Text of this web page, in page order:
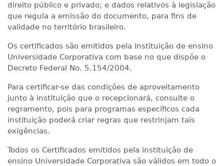
direito público e privado; e dados relativos à legislação
que regula a emissão do documento, para fins de
validade no território brasileiro.
Os certificados são emitidos pela instituição de ensino
Universidade Corporativa com base no que dispõe o
Decreto Federal No. 5.154/2004.
Para certificar-se das condições de aproveitamento
junto à instituição que o recepcionará, consulte o
regramento, pois para programas específicos cada
instituição poderá criar regras que restrinjam tais
exigências.
Todos os Certificados emitidos pela instituição de
ensino Universidade Corporativa são válidos em todo o